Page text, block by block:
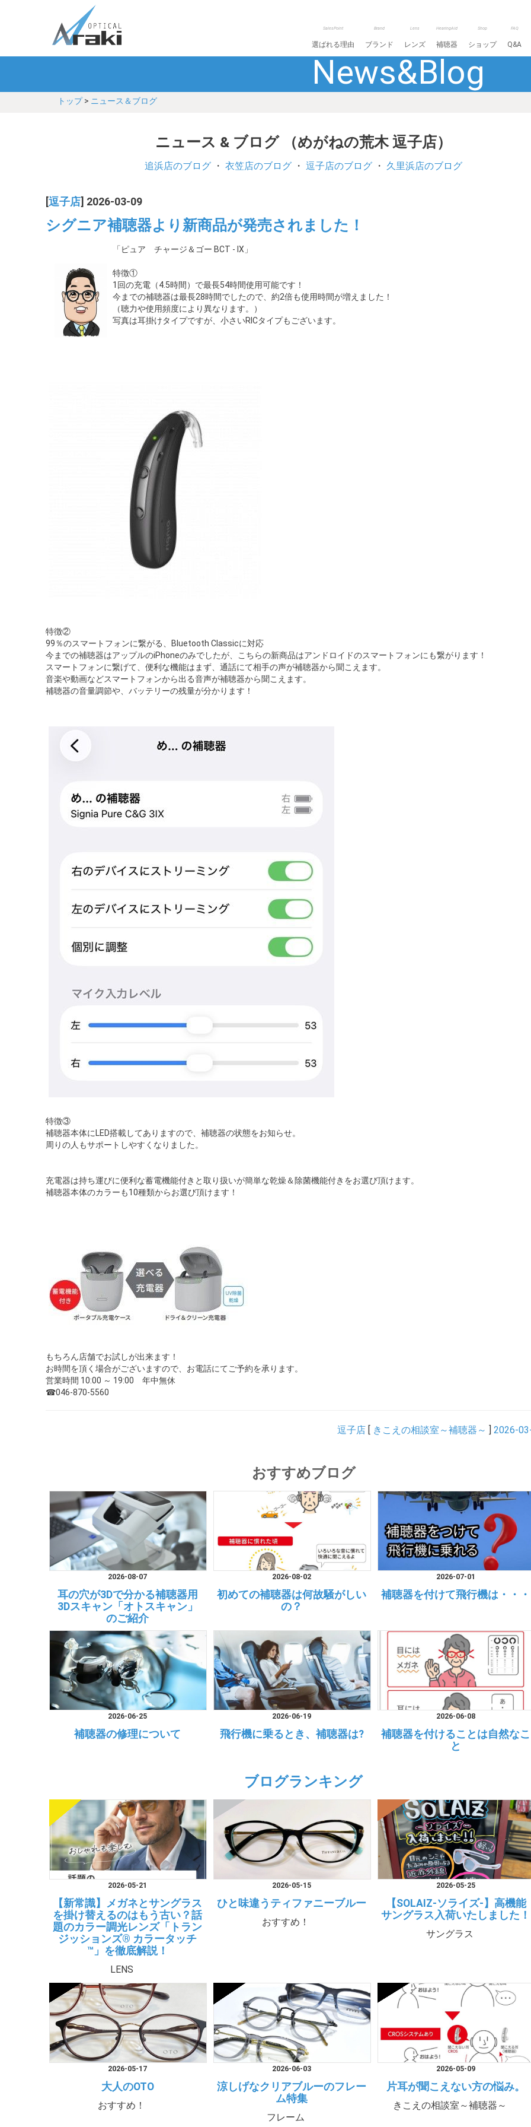
SalesPoint
選ばれる理由
Brand
ブランド
Lens
レンズ
HearingAid
補聴器
Shop
ショップ
FAQ
Q&A
News&Blog
トップ> ニュース＆ブログ
ニュース & ブログ （めがねの荒木 逗子店）
追浜店のブログ ・ 衣笠店のブログ ・ 逗子店のブログ ・ 久里浜店のブログ
逗子店 ] 2026-03-09
シグニア補聴器より新商品が発売されました！
「ピュア チャージ＆ゴー BCT - IX」
特徴①
1回の充電（4.5時間）で最長54時間使用可能です！
今までの補聴器は最長28時間でしたので、約2倍も使用時間が増えました！
（聴力や使用頻度により異なります。）
写真は耳掛けタイプですが、小さいRICタイプもございます。
特徴②
99％のスマートフォンに繋がる、Bluetooth Classicに対応
今までの補聴器はアップルのiPhoneのみでしたが、こちらの新商品はアンドロイドのスマートフォンにも繋がります！
スマートフォンに繋げて、便利な機能はまず、通話にて相手の声が補聴器から聞こえます。
音楽や動画などスマートフォンから出る音声が補聴器から聞こえます。
補聴器の音量調節や、バッテリーの残量が分かります！
特徴③
補聴器本体にLED搭載してありますので、補聴器の状態をお知らせ。
周りの人もサポートしやすくなりました。
充電器は持ち運びに便利な蓄電機能付きと取り扱いが簡単な乾燥＆除菌機能付きをお選び頂けます。
補聴器本体のカラーも10種類からお選び頂けます！
もちろん店舗でお試しが出来ます！
お時間を頂く場合がございますので、お電話にてご予約を承ります。
営業時間 10:00 ～ 19:00 年中無休
☎046-870-5560
逗子店 [ きこえの相談室～補聴器～ ] 2026-
おすすめブログ
2026-08-07
耳の穴が3Dで分かる補聴器用
3Dスキャン「オトスキャン」
のご紹介
2026-08-02
初めての補聴器は何故騒がしい
の？
2026-07-01
補聴器を付けて飛行機は・・・
2026-06-25
補聴器の修理について
2026-06-19
飛行機に乗るとき、補聴器は?
2026-06-08
補聴器を付けることは自然なこ
と
ブログランキング
2026-05-21
【新常識】メガネとサングラス
を掛け替えるのはもう古い？話
題のカラー調光レンズ「トラン
ジッションズ® カラータッチ
™」を徹底解説！
LENS
2026-05-15
ひと味違うティファニーブルー
おすすめ！
2026-05-25
【SOLAIZ-ソライズ-】高機能
サングラス入荷いたしました！
サングラス
2026-05-17
大人のOTO
おすすめ！
2026-06-03
涼しげなクリアブルーのフレー
ム特集
フレーム
2026-05-09
片耳が聞こえない方の悩み。
きこえの相談室～補聴器～